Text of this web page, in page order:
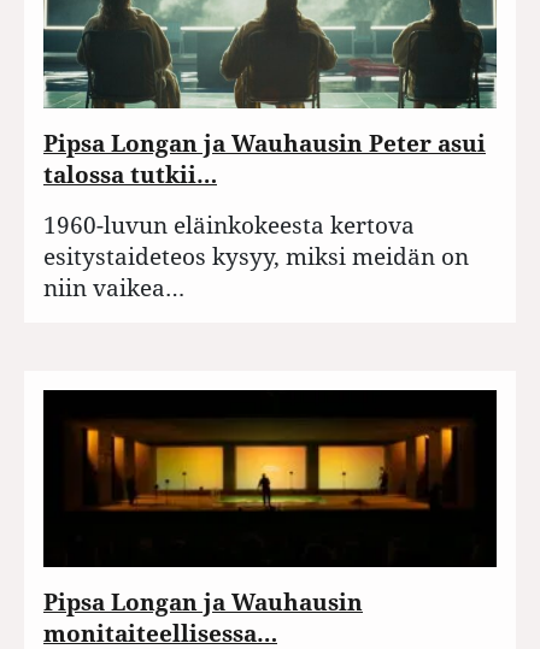
Pipsa Longan ja Wauhausin Peter asui
talossa tutkii…
1960-luvun eläinkokeesta kertova
esitystaideteos kysyy, miksi meidän on
niin vaikea…
Pipsa Longan ja Wauhausin
monitaiteellisessa…